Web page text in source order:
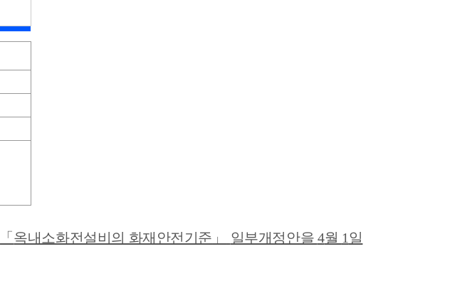
「 옥내소화전설비의 화재안전기준 」 일부개정안을 4월 1 일